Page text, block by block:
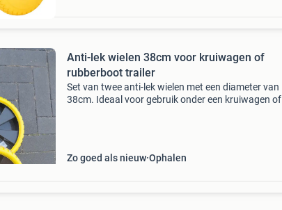
Anti-lek wielen 38cm voor kruiwagen of
rubberboot trailer
Set van twee anti-lek wielen met een diameter van
38cm. Ideaal voor gebruik onder een kruiwagen of
Zo goed als nieuw Ophalen